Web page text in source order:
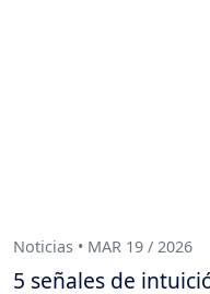
Noticias • MAR 19 / 2026
5 señales de